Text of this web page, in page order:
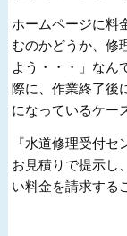
ホームページに料
むのかどうか、修
よう・・・」なん
際に、作業終了後
になっているケー
『水道修理受付
お見積りで提示し
い料金を請求する